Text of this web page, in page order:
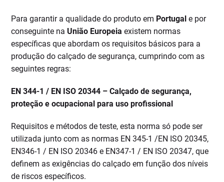
Para garantir a qualidade do produto em Portugal e por
conseguinte na União Europeia existem normas
específicas que abordam os requisitos básicos para a
produção do calçado de segurança, cumprindo com as
seguintes regras:
EN 344-1 / EN ISO 20344 – Calçado de segurança,
proteção e ocupacional para uso profissional
Requisitos e métodos de teste, esta norma só pode ser
utilizada junto com as normas EN 345-1 /EN ISO 20345,
EN346-1 / EN ISO 20346 e EN347-1 / EN ISO 20347, que
definem as exigências do calçado em função dos níveis
de riscos específicos.